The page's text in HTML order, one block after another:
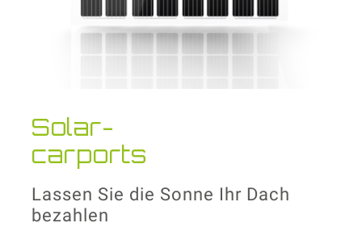
Solar-
carports
Lassen Sie die Sonne Ihr Dach
bezahlen